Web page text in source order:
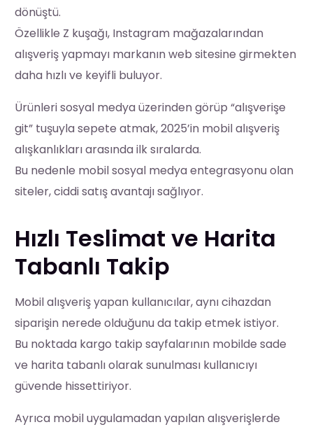
dönüştü.
Özellikle Z kuşağı, Instagram mağazalarından
alışveriş yapmayı markanın web sitesine girmekten
daha hızlı ve keyifli buluyor.
Ürünleri sosyal medya üzerinden görüp “alışverişe
git” tuşuyla sepete atmak, 2025’in mobil alışveriş
alışkanlıkları arasında ilk sıralarda.
Bu nedenle mobil sosyal medya entegrasyonu olan
siteler, ciddi satış avantajı sağlıyor.
Hızlı Teslimat ve Harita
Tabanlı Takip
Mobil alışveriş yapan kullanıcılar, aynı cihazdan
siparişin nerede olduğunu da takip etmek istiyor.
Bu noktada kargo takip sayfalarının mobilde sade
ve harita tabanlı olarak sunulması kullanıcıyı
güvende hissettiriyor.
Ayrıca mobil uygulamadan yapılan alışverişlerde